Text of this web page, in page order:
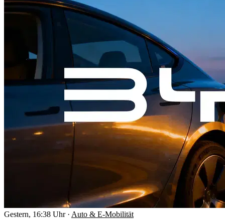
Gestern, 16:38 Uhr · Auto & E-Mobilität